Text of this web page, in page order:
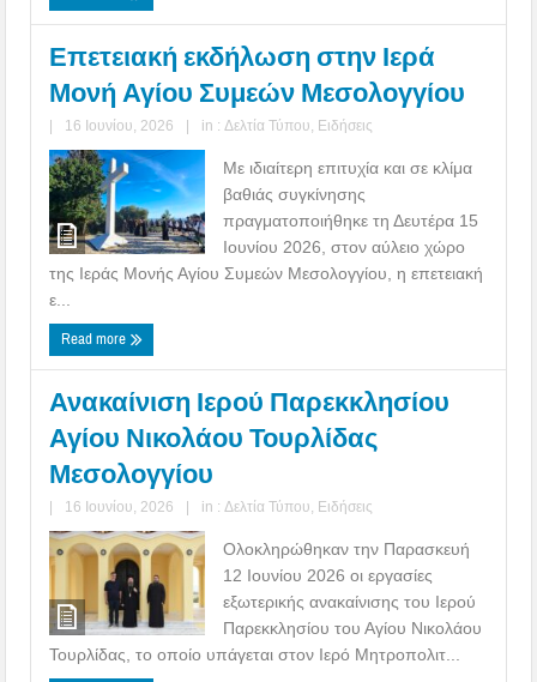
Επετειακή εκδήλωση στην Ιερά
Μονή Αγίου Συμεών Μεσολογγίου
| 16 Ιουνίου, 2026 | in : Δελτία Τύπου Ειδήσεις
Με ιδιαίτερη επιτυχία και σε κλίμα
βαθιάς συγκίνησης
πραγματοποιήθηκε τη Δευτέρα 15
Ιουνίου 2026, στον αύλειο χώρο
της Ιεράς Μονής Αγίου Συμεών Μεσολογγίου, η επετειακή
ε...
Read more
Ανακαίνιση Ιερού Παρεκκλησίου
Αγίου Νικολάου Τουρλίδας
Μεσολογγίου
| 16 Ιουνίου, 2026 | in : Δελτία Τύπου Ειδήσεις
Ολοκληρώθηκαν την Παρασκευή
12 Ιουνίου 2026 οι εργασίες
εξωτερικής ανακαίνισης του Ιερού
Παρεκκλησίου του Αγίου Νικολάου
Τουρλίδας, το οποίο υπάγεται στον Ιερό Μητροπολιτ...